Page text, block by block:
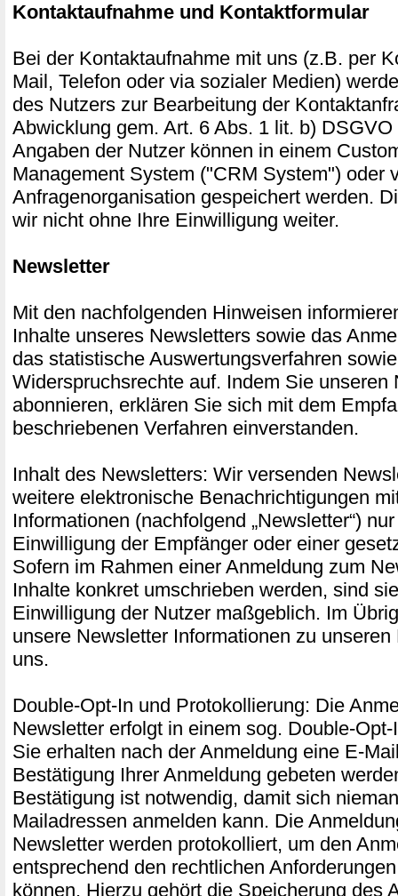
Kontaktaufnahme und Kontaktformular
Bei der Kontaktaufnahme mit uns (z.B. per
Mail, Telefon oder via sozialer Medien)
des Nutzers zur Bearbeitung der
Abwicklung gem. Art. 6 Abs. 1 lit. b)
Angaben der Nutzer können in einem
Management System ("CRM System") oder
Anfragenorganisation gespeichert werden.
wir nicht ohne Ihre Einwilligung weiter.
Newsletter
Mit den nachfolgenden Hinweisen
Inhalte unseres Newsletters sowie das
das statistische Auswertungsverfahren
Widerspruchsrechte auf. Indem Sie unseren
abonnieren, erklären Sie sich mit dem
beschriebenen Verfahren einverstanden.
Inhalt des Newsletters: Wir versenden
weitere elektronische Benachrichtigungen
Informationen (nachfolgend „Newsletter“)
Einwilligung der Empfänger oder einer
Sofern im Rahmen einer Anmeldung zum
Inhalte konkret umschrieben werden, sind
Einwilligung der Nutzer maßgeblich. Im
unsere Newsletter Informationen zu
uns.
Double-Opt-In und Protokollierung: Die
Newsletter erfolgt in einem sog. Double-
Sie erhalten nach der Anmeldung eine E-
Bestätigung Ihrer Anmeldung gebeten
Bestätigung ist notwendig, damit sich
Mailadressen anmelden kann. Die
Newsletter werden protokolliert, um den
entsprechend den rechtlichen
können. Hierzu gehört die Speicherung des